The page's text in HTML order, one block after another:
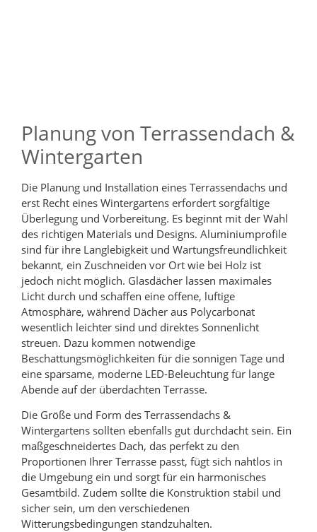
Planung von Terrassendach &
Wintergarten
Die Planung und Installation eines Terrassendachs und
erst Recht eines Wintergartens erfordert sorgfältige
Überlegung und Vorbereitung. Es beginnt mit der Wahl
des richtigen Materials und Designs. Aluminiumprofile
sind für ihre Langlebigkeit und Wartungsfreundlichkeit
bekannt, ein Zuschneiden vor Ort wie bei Holz ist
jedoch nicht möglich. Glasdächer lassen maximales
Licht durch und schaffen eine offene, luftige
Atmosphäre, während Dächer aus Polycarbonat
wesentlich leichter sind und direktes Sonnenlicht
streuen. Dazu kommen notwendige
Beschattungsmöglichkeiten für die sonnigen Tage und
eine sparsame, moderne LED-Beleuchtung für lange
Abende auf der überdachten Terrasse.
Die Größe und Form des Terrassendachs &
Wintergartens sollten ebenfalls gut durchdacht sein. Ein
maßgeschneidertes Dach, das perfekt zu den
Proportionen Ihrer Terrasse passt, fügt sich nahtlos in
die Umgebung ein und sorgt für ein harmonisches
Gesamtbild. Zudem sollte die Konstruktion stabil und
sicher sein, um den verschiedenen
Witterungsbedingungen standzuhalten.